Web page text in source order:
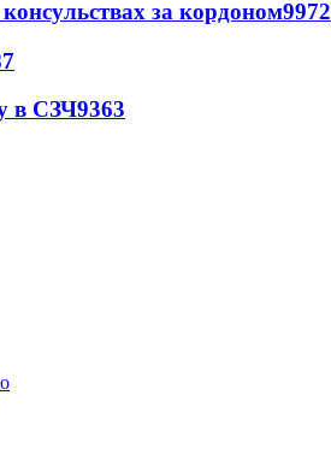
за кордоном9972
в СЗЧ9363